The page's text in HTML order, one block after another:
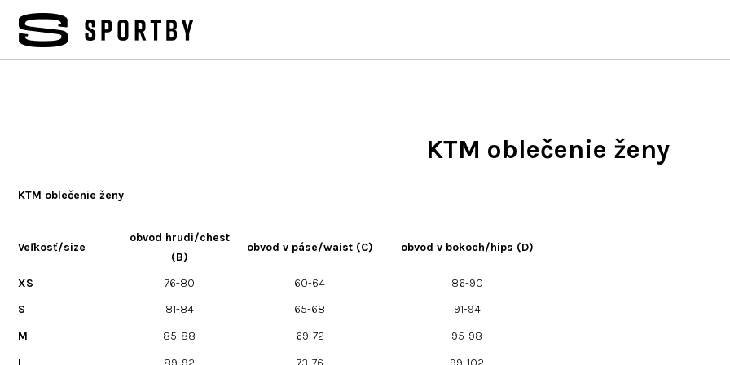
obsah
KTM oblečenie ženy
KTM oblečenie ženy
Veľkosť/size
obvod hrudi/chest
(B)
obvod v páse/waist (C) obvod v bokoch/hips (D)
XS 76-80 60-64
86-90
S
81-84 65-68
91-94
M
85-88 69-72
95-98